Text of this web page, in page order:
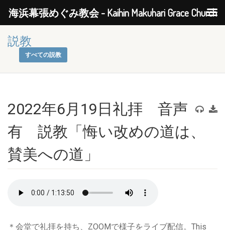
説教
すべての説教
2022年6月19日礼拝 音声
有 説教「悔い改めの道は、
賛美への道」
＊会堂で礼拝を持ち、ZOOMで様子をライブ配信。This
海浜幕張めぐみ教会 - Kaihin Makuhari Grace Church